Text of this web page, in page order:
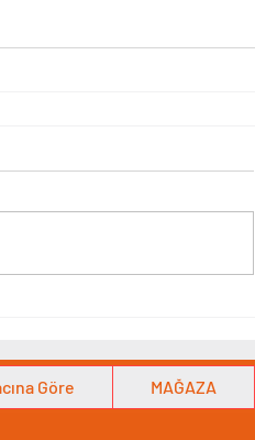
Göre MAĞAZA